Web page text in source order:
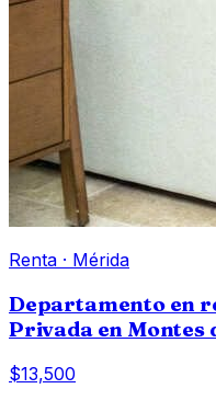
Renta · Mérida
Departamento en
Privada en Montes
$13,500